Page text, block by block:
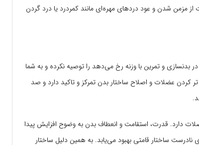
از مزمن شدن و عود دردهای مهره‌ای مانند کمردرد یا درد گردن
و تمرین با وزنه رخ می‌دهد را توصیه نکرده و به شما
کردن عضلات و اصلاح ساختار بدن تمرکز و تاکید دارد و صد
دارد. قدرت، استقامت و انعطاف بدن به وضوح افزایش پیدا
نادرست ساختار قامتی بهبود می‌یابد. به همین دلیل ساختار